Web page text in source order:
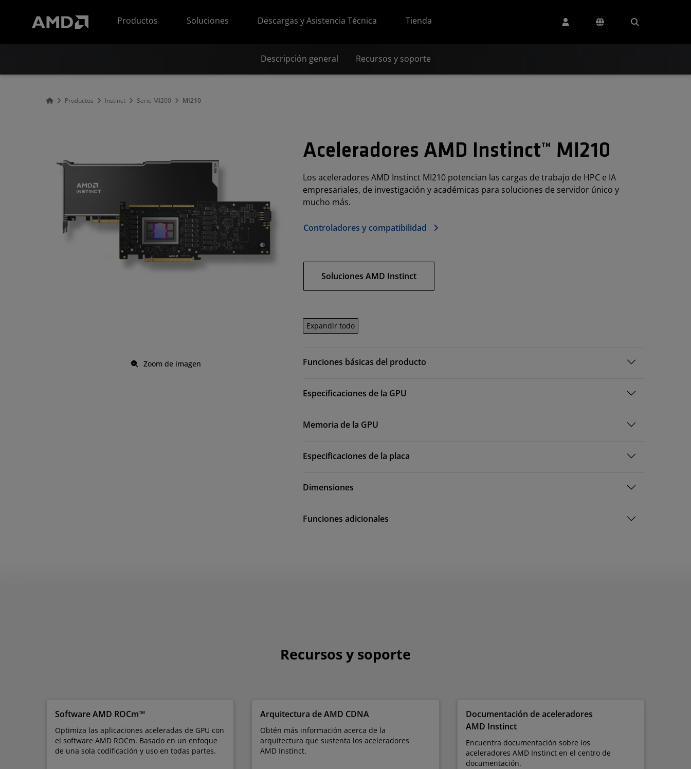
Productos
Soluciones Descargas y Asistencia Técnica Tienda
Descripción general Recursos y soporte
Productos Instinct Serie MI200 MI210
Zoom de imagen
Aceleradores AMD Instinct™ MI210
Los aceleradores AMD Instinct MI210 potencian las cargas de trabajo de HPC e IA
empresariales, de investigación y académicas para soluciones de servidor único y
mucho más.
Controladores y compatibilidad
Soluciones AMD Instinct
Expandir todo
Funciones básicas del producto
Especificaciones de la GPU
Memoria de la GPU
Especificaciones de la placa
Dimensiones
Funciones adicionales
Recursos y soporte
Software AMD ROCm™
Optimiza las aplicaciones aceleradas de GPU con
el software AMD ROCm. Basado en un enfoque
de una sola codificación y uso en todas partes.
Arquitectura de AMD CDNA
Obtén más información acerca de la
arquitectura que sustenta los aceleradores
AMD Instinct.
Documentación de aceleradores
AMD Instinct
Encuentra documentación sobre los
aceleradores AMD Instinct en el centro de
documentación.